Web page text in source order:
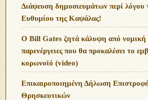
Διάψευση δημοσιευμάτων περί λόγου
Ευθυμίου της Καψάλας!
O Bill Gates ζητά κάλυψη από νομική
παρενέργειες που θα προκαλέσει το
κορωνοϊό (video)
Επικαιροποιημένη Δήλωση
Θρησκευτικών